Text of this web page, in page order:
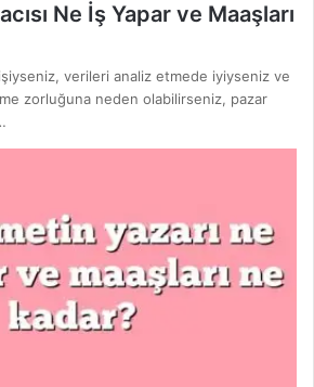
Ne İş Yapar ve Maaşları
verileri analiz etmede iyiyseniz ve
zorluğuna neden olabilirseniz, pazar